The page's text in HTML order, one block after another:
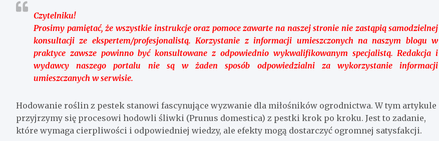
Czytelniku!
Prosimy pamiętać, że wszystkie instrukcje oraz pomoce zawarte na naszej stronie nie zastąpią samodzielnej
konsultacji ze ekspertem/profesjonalistą. Korzystanie z informacji umieszczonych na naszym blogu w
praktyce zawsze powinno być konsultowane z odpowiednio wykwalifikowanym specjalistą. Redakcja i
wydawcy naszego portalu nie są w żaden sposób odpowiedzialni za wykorzystanie informacji
umieszczanych w serwisie.
Hodowanie roślin z pestek stanowi fascynujące wyzwanie dla miłośników ogrodnictwa. W tym artykule
przyjrzymy się procesowi hodowli śliwki (Prunus domestica) z pestki krok po kroku. Jest to zadanie,
które wymaga cierpliwości i odpowiedniej wiedzy, ale efekty mogą dostarczyć ogromnej satysfakcji.